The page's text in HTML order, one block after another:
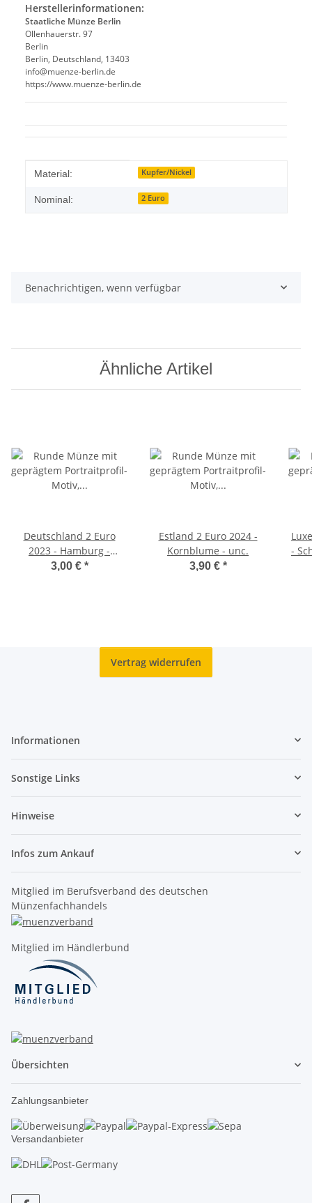
Herstellerinformationen:
Staatliche Münze Berlin
Ollenhauerstr. 97
Berlin
Berlin, Deutschland, 13403
info@muenze-berlin.de
https://www.muenze-berlin.de
Produkteigenschaft
Wert
Material: Kupfer/Nickel
Nominal: 2 Euro
Benachrichtigen, wenn verfügbar
Ähnliche Artikel
Deutschland 2 Euro
2023 - Hamburg -
Elbphilharmonie - G*
3,00 € *
Estland 2 Euro 2024 -
Kornblume - unc.
3,90 € *
-
Vertrag widerrufen
Informationen
Sonstige Links
Hinweise
Infos zum Ankauf
Mitglied im Berufsverband des deutschen
Münzenfachhandels
Mitglied im Händlerbund
Übersichten
Zahlungsanbieter
Versandanbieter